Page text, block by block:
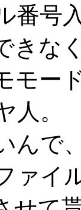
番号
きな
モー
人。
んで
ァイ